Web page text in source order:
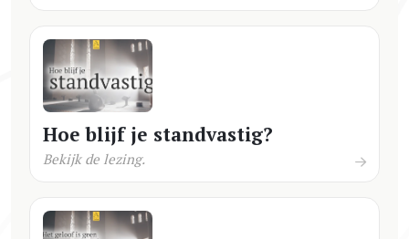
Hoe blijf je standvastig?
Bekijk de lezing.